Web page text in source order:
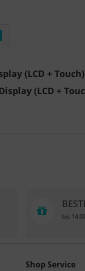
(LCD +
(LCD +
bis
Shop Service